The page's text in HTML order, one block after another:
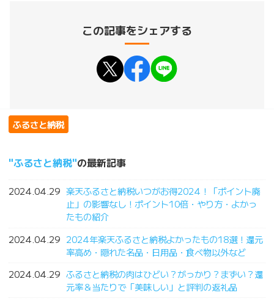
この記事をシェアする
ふるさと納税
ふるさと納税 の最新記事
2024.04.29 楽天ふるさと納税いつがお得2024！「ポイント廃
止」の影響なし！ポイント10倍・やり方・よかっ
たもの紹介
2024.04.29 2024年楽天ふるさと納税よかったもの18選！還元
率高め・隠れた名品・日用品・食べ物以外など
2024.04.29 ふるさと納税の肉はひどい？がっかり？まずい？還
元率＆当たりで「美味しい」と評判の返礼品